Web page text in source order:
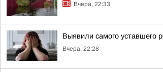
Вчера, 22:33
Выявили самого уставшего
Вчера, 22:28